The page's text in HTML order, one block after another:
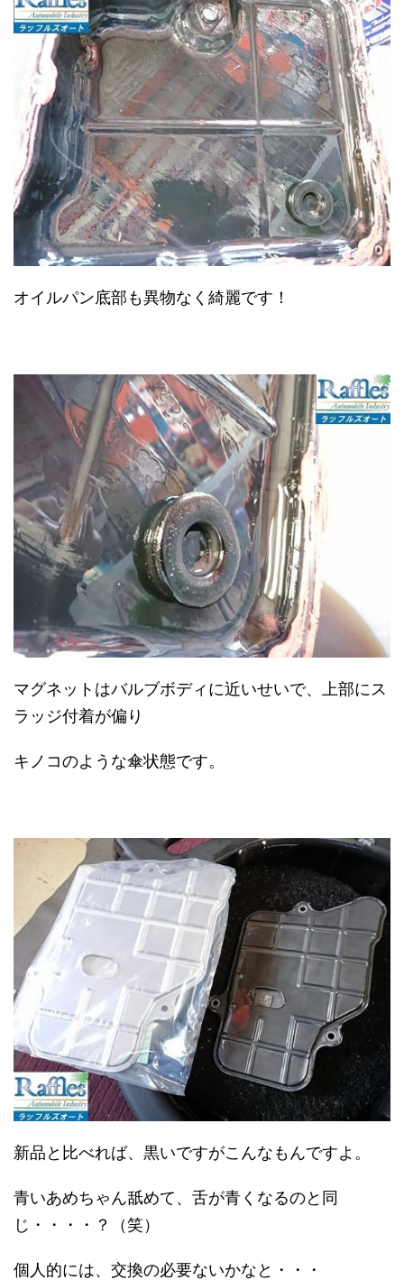
オイルパン底部も異物なく綺麗です！
マグネットはバルブボディに近いせいで、上部にス
ラッジ付着が偏り
キノコのような傘状態です。
新品と比べれば、黒いですがこんなもんですよ。
青いあめちゃん舐めて、舌が青くなるのと同
じ・・・・？（笑）
個人的には、交換の必要ないかなと・・・